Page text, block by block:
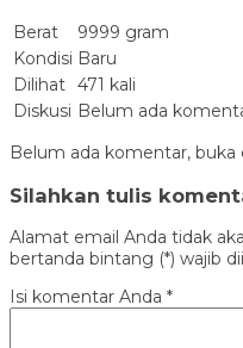
Berat
9999 gram
Kondisi Baru
Dilihat 471 kali
Diskusi Belum ada
Belum ada komentar,
Silahkan tulis
Alamat email Anda tidak
bertanda bintang (*) wajib
Isi komentar Anda *